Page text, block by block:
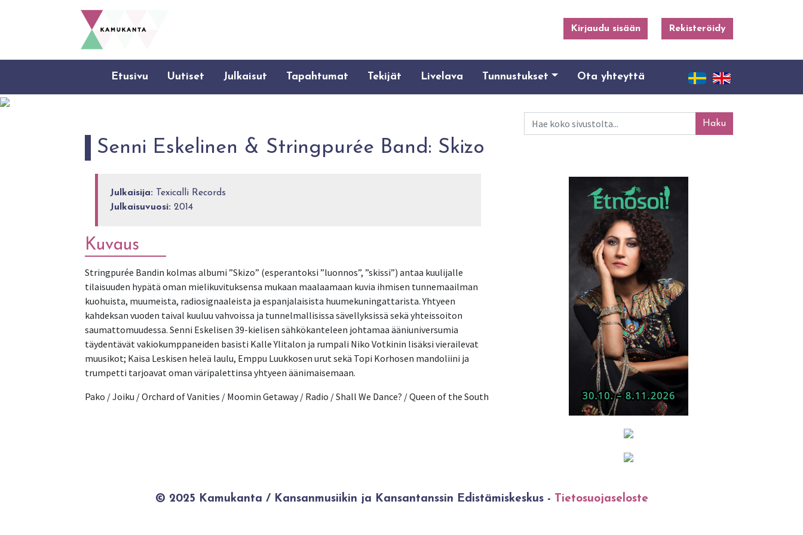
Kirjaudu sisään Rekisteröidy
Etusivu Uutiset Julkaisut Tapahtumat Tekijät Livelava Tunnustukset Ota yhteyttä
Senni Eskelinen & Stringpurée Band: Skizo
Julkaisija: Texicalli Records
Julkaisuvuosi: 2014
Kuvaus
Stringpurée Bandin kolmas albumi ”Skizo” (esperantoksi ”luonnos”, ”skissi”) antaa kuulijalle
tilaisuuden hypätä oman mielikuvituksensa mukaan maalaamaan kuvia ihmisen tunnemaailman
kuohuista, muumeista, radiosignaaleista ja espanjalaisista huumekuningattarista. Yhtyeen
kahdeksan vuoden taival kuuluu vahvoissa ja tunnelmallisissa sävellyksissä sekä yhteissoiton
saumattomuudessa. Senni Eskelisen 39-kielisen sähkökanteleen johtamaa ääniuniversumia
täydentävät vakiokumppaneiden basisti Kalle Ylitalon ja rumpali Niko Votkinin lisäksi vierailevat
muusikot; Kaisa Leskisen heleä laulu, Emppu Luukkosen urut sekä Topi Korhosen mandoliini ja
trumpetti tarjoavat oman väripalettinsa yhtyeen äänimaisemaan.
Pako / Joiku / Orchard of Vanities / Moomin Getaway / Radio / Shall We Dance? / Queen of the South
Haku
© 2025 Kamukanta / Kansanmusiikin ja Kansantanssin Edistämiskeskus - Tietosuojaseloste